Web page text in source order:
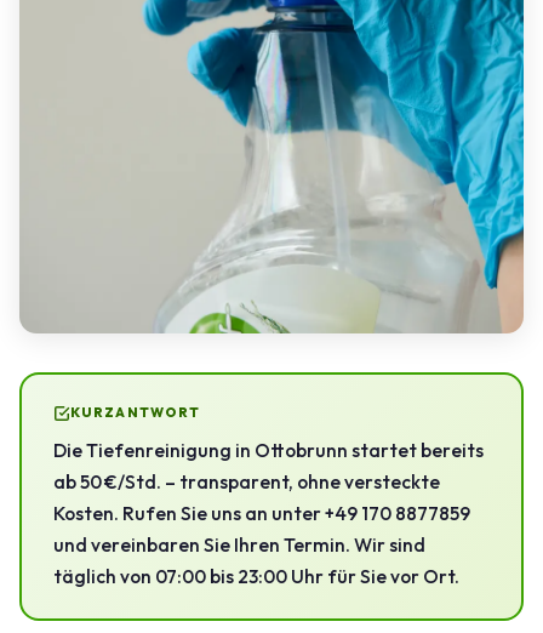
KURZANTWORT
Die Tiefenreinigung in Ottobrunn startet bereits
ab 50 €/Std. – transparent, ohne versteckte
Kosten. Rufen Sie uns an unter +49 170 8877859
und vereinbaren Sie Ihren Termin. Wir sind
täglich von 07:00 bis 23:00 Uhr für Sie vor Ort.